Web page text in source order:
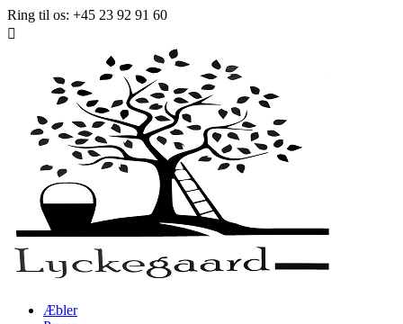
Ring til os: +45 23 92 91 60

Æbler